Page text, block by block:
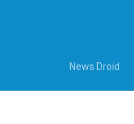
News Droid